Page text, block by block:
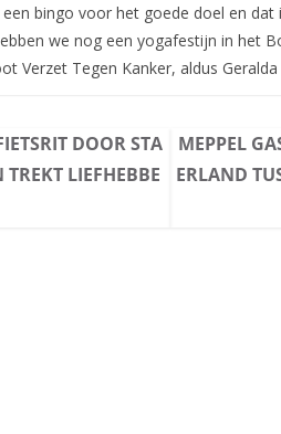
een bingo voor het goede doel en
we nog een yogafestijn in het
Verzet Tegen Kanker, aldus Geralda
DOOR STA
LIEFHEBBE
MEPPEL
ERLAND